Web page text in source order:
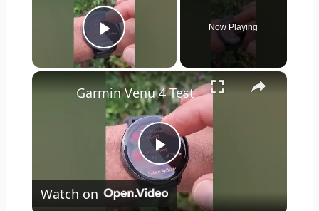
Play Video
Now Playing
×
Play
Garmin Venu 4 Test
Watch on